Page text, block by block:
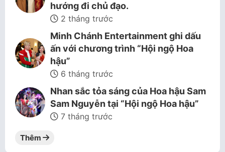
hướng đi chủ đạo.
2 tháng trước
Minh Chánh Entertainment ghi dấu
ấn với chương trình “Hội ngộ Hoa
hậu”
6 tháng trước
Nhan sắc tỏa sáng của Hoa hậu Sam
Sam Nguyễn tại “Hội ngộ Hoa hậu”
7 tháng trước
Thêm